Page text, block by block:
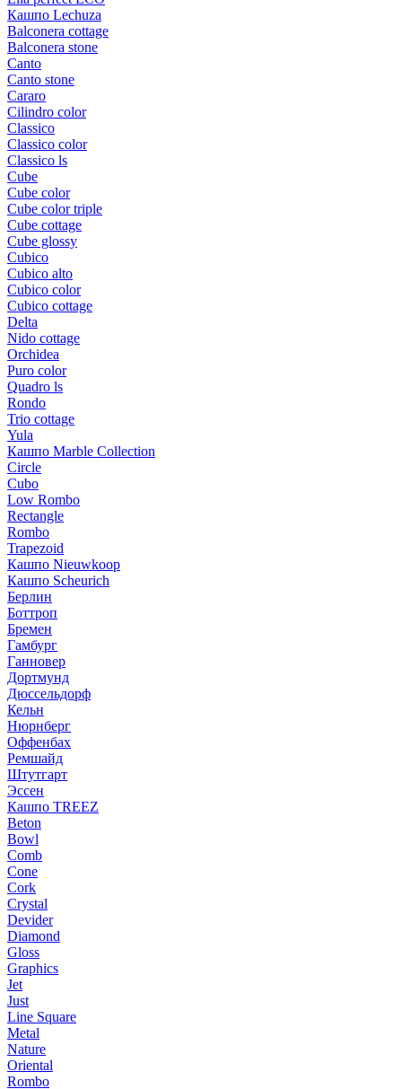
Кашпо Lechuza
Balconera cottage
Balconera stone
Canto
Canto stone
Cararo
Cilindro color
Classico
Classico color
Classico ls
Cube
Cube color
Cube color triple
Cube cottage
Cube glossy
Cubico
Cubico alto
Cubico color
Cubico cottage
Delta
Nido cottage
Orchidea
Puro color
Quadro ls
Rondo
Trio cottage
Yula
Кашпо Marble Collection
Circle
Cubo
Low Rombo
Rectangle
Rombo
Trapezoid
Кашпо Nieuwkoop
Кашпо Scheurich
Берлин
Боттроп
Бремен
Гамбург
Ганновер
Дортмунд
Дюссельдорф
Кельн
Нюрнберг
Оффенбах
Ремшайд
Штутгарт
Эссен
Кашпо TREEZ
Beton
Bowl
Comb
Cone
Cork
Crystal
Devider
Diamond
Gloss
Graphics
Jet
Just
Line Square
Metal
Nature
Oriental
Rombo